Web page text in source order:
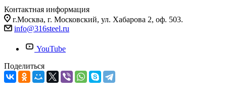
Контактная информация
г.Москва, г. Московский, ул. Хабарова 2, оф. 503.
info@316steel.ru
YouTube
Поделиться